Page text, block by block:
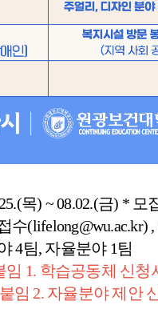
목) ~ 08.02.(금) *
수
4팀, 자율분야 1팀
임 1. 학습공동체 신
자율분야 제안 신